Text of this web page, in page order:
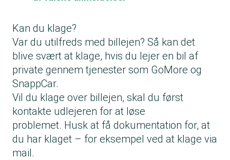
Kan du klage?
Var du utilfreds med billejen? Så kan det
blive svært at klage, hvis du lejer en bil af
private gennem tjenester som GoMore og
SnappCar.
Vil du klage over billejen, skal du først
kontakte udlejeren for at løse
problemet. Husk at få dokumentation for, at
du har klaget – for eksempel ved at klage via
mail.